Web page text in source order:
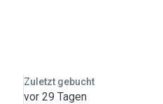
Zuletzt gebucht
vor 29 Tagen